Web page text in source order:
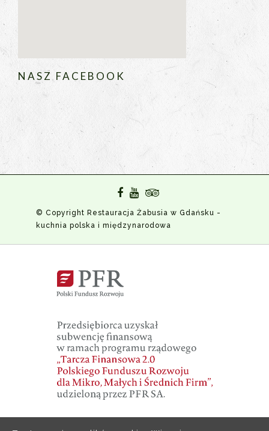
NASZ FACEBOOK
© Copyright Restauracja Żabusia w Gdańsku -
kuchnia polska i międzynarodowa